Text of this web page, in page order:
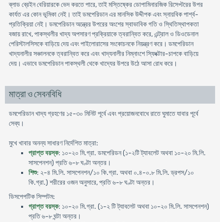
ব্লাড ব্রেইন বেরিয়ারকে ভেদ করতে পারে, তাই মস্তিষ্কের ডােপামিনারজিক রিসেপ্টরের উপর
কার্যত এর কোন ভূমিকা নেই। তাই ডমপেরিডান এর মানসিক উদ্দীপক এবং স্নায়বিক পার্শ্ব-
প্রতিক্রিয়া নেই। ডমপেরিডান অন্ত্রের উপরের অংশের স্বাভাবিক গতি ও স্থিতিস্থাপকতা
বজায় রাখে, পাকস্থলীর খাদ্য অপসারণ প্রক্রিয়াকে ত্বরান্বিত করে, এন্ট্রাল ও ডিওডেনাল
পেরিস্টালসিসকে বাড়িয়ে দেয় এবং পাইলােরাসের সংকোচনকে নিয়ন্ত্রণ করে। ডমপেরিডান
খাদ্যনালীর সঞ্চালনকে ত্বরান্বিত করে এবং খাদ্যনালীর নিম্নাংশে স্ফিংক্টার-চাপকে বাড়িয়ে
দেয়। এভাবে ডমপেরিডান পাকস্থলী থেকে খাদ্যের উপরে উঠে আসা রােধ করে।
মাত্রা ও সেবনবিধি
ডমপেরিডান খাদ্য গ্রহণের ১৫-৩০ মিনিট পূর্বে এবং প্রয়োজনবােধে রাতে ঘুমাতে যাবার পূর্বে
সেব্য।
মুখে খাবার অনন্য সাধারণ নির্দেশিত মাত্রা:
প্রাপ্ত বয়স্ক: ১০-২০ মি.গ্রা. ডমপেরিডন (১-২টি ট্যাবলেট অথবা ১০-২০ মি.লি.
সাসপেনশন) প্রতি ৬-৮ ঘণ্টা অন্তর।
শিশু: ২-৪ মি.লি. সাসপেনশন/১০ কি.গ্রা. অথবা ০.৪-০.৮ মি.লি. ড্রপস/১০
কি.গ্রা.) শরীরের ওজন অনুসারে, প্রতি ৬-৮ ঘণ্টা অন্তর।
ডিসপেপটিক সিম্পটম:
গ্রাপ্ত বয়স্ক: ১০-২০ মি.গ্রা. (১-২ টি ট্যাবলেট অথবা ১০-২০ মি.লি. সাসপেনশন)
প্রতি ৬-৮ ঘন্টা অন্তর।